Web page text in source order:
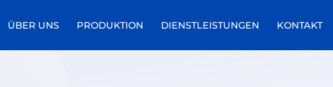
ÜBER UNS PRODUKTION DIENSTLEISTUNGEN KONTAKT